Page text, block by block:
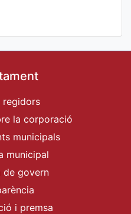
regidors
la corporació
municipals
municipal
de govern
i premsa